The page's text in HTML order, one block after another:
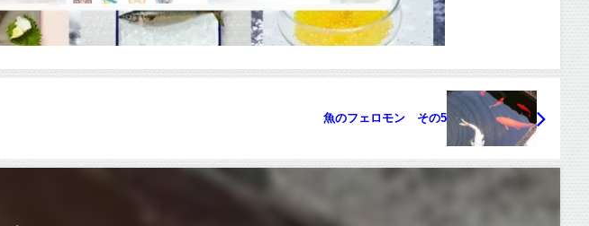
魚のフェロモン その5